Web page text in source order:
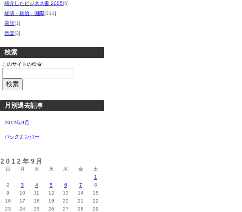
紹介したビジネス書 2005[5]
経済・政治・国際[311]
育児[1]
音楽[3]
検索
このサイトの検索
月別過去記事
2012年9月
バックナンバー
2012年9月
日 月 火 水 木 金
土
1
2
3 4 5 6 7
8
9
10 11 12 13 14
15
16
17 18 19 20 21
22
23
24 25 26 27 28
29